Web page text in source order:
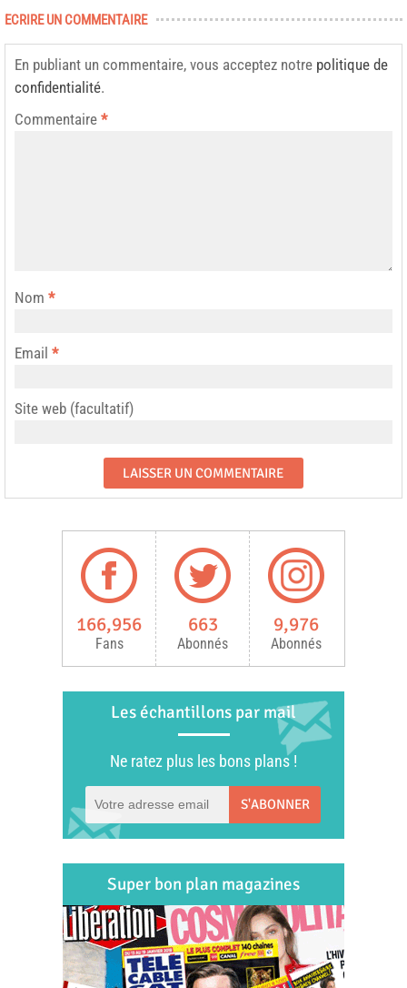
ECRIRE UN COMMENTAIRE
En publiant un commentaire, vous acceptez notre politique de
confidentialité.
Commentaire *
Nom *
Email *
Site web (facultatif)
166,956
Fans
663
Abonnés
9,976
Abonnés
Les échantillons par mail
Ne ratez plus les bons plans !
S'ABONNER
Super bon plan magazines